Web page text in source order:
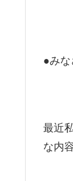
●みな
最近
な内